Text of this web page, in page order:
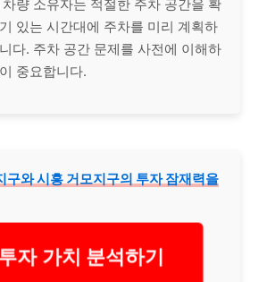
량 소유자는 적절한 주차 공간을 확
있는 시간대에 주차를 미리 계획하
다. 주차 공간 문제를 사전에 이해하
중요합니다.
구와 시흥 거모지구의 투자 잠재력을
투자 가치 분석하기